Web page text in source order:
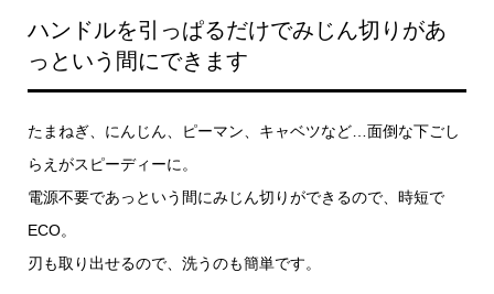
ハンドルを引っぱるだけでみじん切りがあ
っという間にできます
たまねぎ、にんじん、ピーマン、キャベツなど…面倒な下ごし
らえがスピーディーに。
電源不要であっという間にみじん切りができるので、時短で
ECO。
刃も取り出せるので、洗うのも簡単です。